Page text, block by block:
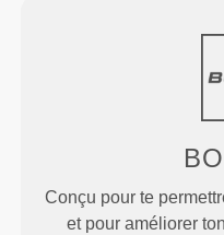
Conçu pour te
et pour améliorer